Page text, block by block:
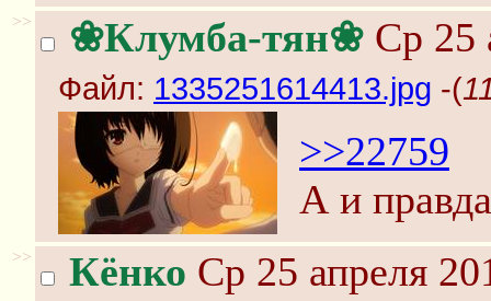
>> ❀Клумба-тян❀ Ср 25
Файл: 1335251614413.jpg -(
>>22759
А и
>> Кёнко Ср 25 апреля